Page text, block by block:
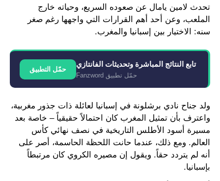
تحدث لامين يامال عن صعوده السريع، وحياته خارج
الملعب، وعن أحد أهم القرارات التي واجهها رغم صغر
سنه: الاختيار بين إسبانيا والمغرب.
تابع النتائج المباشرة وتحديثات الفانتازي
حمّل تطبيق Fanzword
حمّل التطبيق
ولد جناح نادي برشلونة في إسبانيا لعائلة ذات جذور مغربية،
واعترف بأن تمثيل المغرب كان احتمالاً حقيقياً – خاصة بعد
مسيرة أسود الأطلس التاريخية في نصف نهائي كأس
العالم. ومع ذلك، عندما حانت اللحظة الحاسمة، أصر على
أنه لم يتردد حقاً. ويقول إن مصيره الكروي كان مرتبطاً
بإسبانيا.